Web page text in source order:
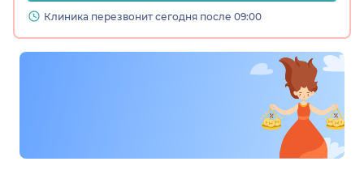
Клиника перезвонит сегодня после 09:00